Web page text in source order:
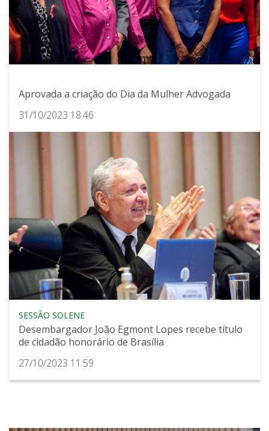
Aprovada a criação do Dia da Mulher Advogada
31/10/2023 18:46
SESSÃO SOLENE
Desembargador João Egmont Lopes recebe título
de cidadão honorário de Brasília
27/10/2023 11:59